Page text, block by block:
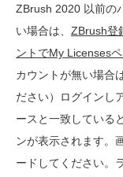
ZBrush 2020 以前の
い場合は、 ZBrush登
ントでMy Licenses
カウントが無い場合
ださい）ログインし
ースと一致している
ンが表示されます。
ードしてください。